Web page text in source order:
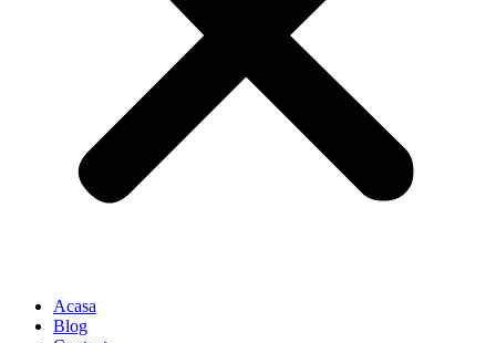
Acasa
Blog